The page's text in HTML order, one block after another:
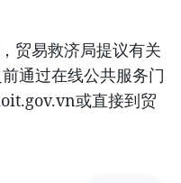
贸易救济局提议有关
通过在线公共服务门
或直接到贸